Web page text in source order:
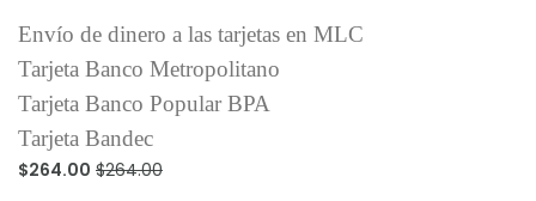
Envío de dinero a las tarjetas en MLC
Tarjeta Banco Metropolitano
Tarjeta Banco Popular BPA
Tarjeta Bandec
$264.00 $264.00